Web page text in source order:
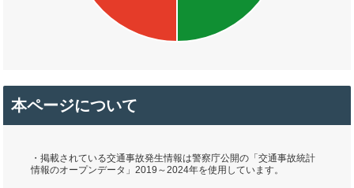
本ページについて
・掲載されている交通事故発生情報は警察庁公開の「交通事故統計
情報のオープンデータ」2019～2024年を使用しています。